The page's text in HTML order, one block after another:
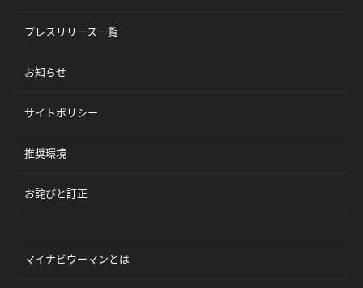
プレスリリース一覧
お知らせ
サイトポリシー
推奨環境
お詫びと訂正
マイナビウーマンとは